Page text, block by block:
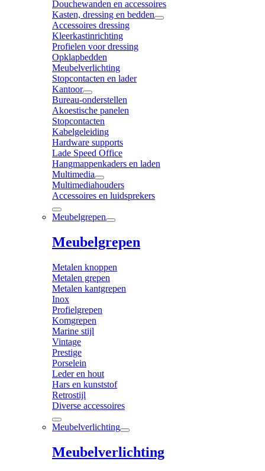
Douchewanden en accessoires
Kasten, dressing en bedden
Accessoires dressing
Kleerkastinrichting
Profielen voor dressing
Opklapbedden
Meubelverlichting
Stopcontacten en lader
Kantoor
Bureau-onderstellen
Akoestische panelen
Stopcontacten
Kabelgeleiding
Hardware supports
Lade Speed Office
Hangmappenkaders en laden
Multimedia
Multimediahouders
Accessoires en luidsprekers
Meubelgrepen
Meubelgrepen
Metalen knoppen
Metalen grepen
Metalen kantgrepen
Inox
Profielgrepen
Komgrepen
Marine stijl
Vintage
Prestige
Porselein
Leder en hout
Hars en kunststof
Retrostijl
Diverse accessoires
Meubelverlichting
Meubelverlichting